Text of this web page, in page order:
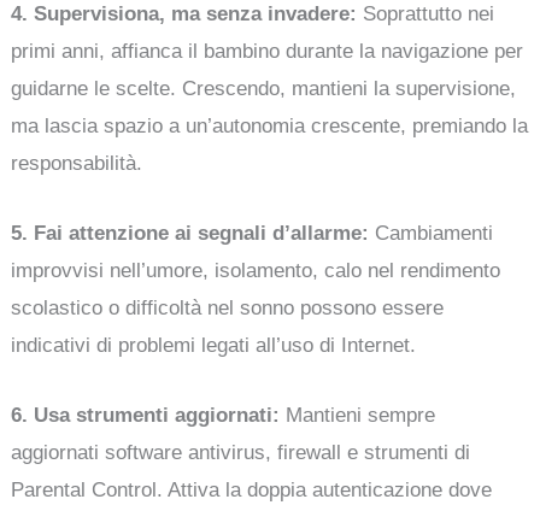
4. Supervisiona, ma senza invadere: Soprattutto nei
primi anni, affianca il bambino durante la navigazione per
guidarne le scelte. Crescendo, mantieni la supervisione,
ma lascia spazio a un’autonomia crescente, premiando la
responsabilità.
5. Fai attenzione ai segnali d’allarme: Cambiamenti
improvvisi nell’umore, isolamento, calo nel rendimento
scolastico o difficoltà nel sonno possono essere
indicativi di problemi legati all’uso di Internet.
6. Usa strumenti aggiornati: Mantieni sempre
aggiornati software antivirus, firewall e strumenti di
Parental Control. Attiva la doppia autenticazione dove